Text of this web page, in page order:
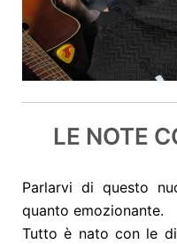
LE NOTE
Parlarvi di questo
quanto emozionante.
Tutto è nato con le